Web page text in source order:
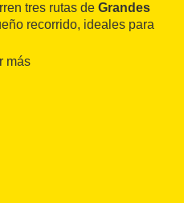
tres rutas de Grandes
recorrido, ideales para
más